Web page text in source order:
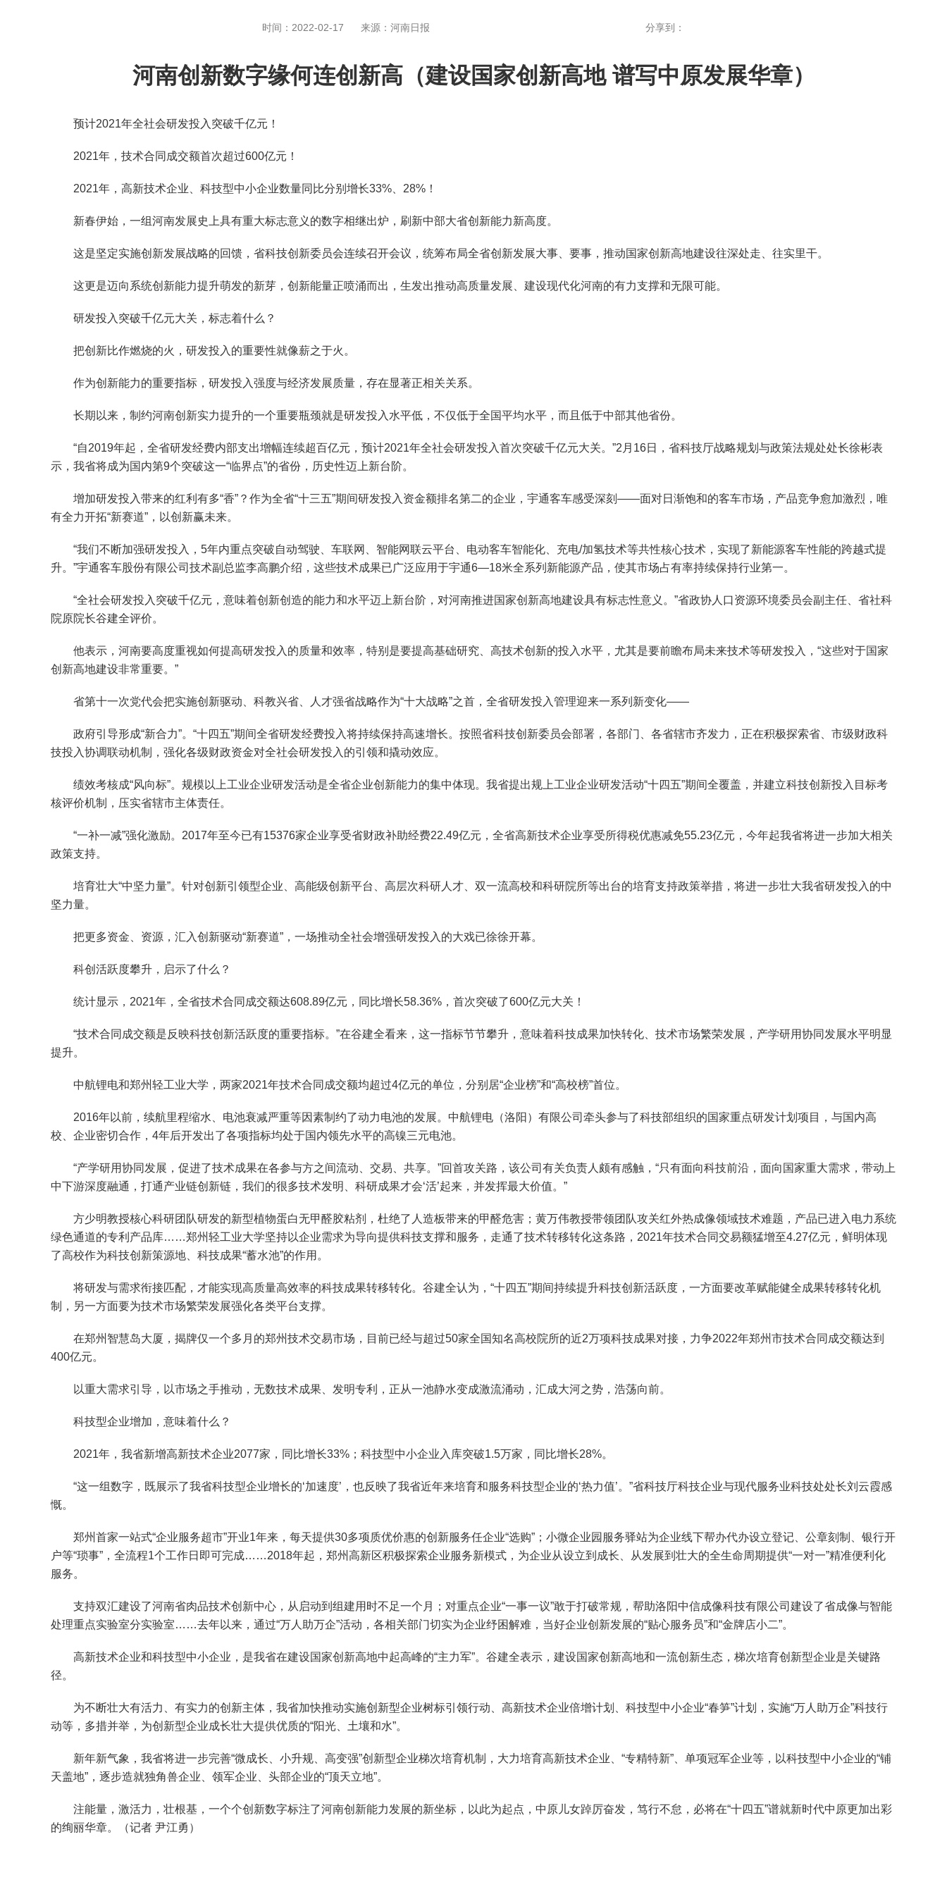
时间：2022-02-17 来源：河南日报 分享到：
河南创新数字缘何连创新高（建设国家创新高地 谱写中原发展华章）
预计2021年全社会研发投入突破千亿元！
2021年，技术合同成交额首次超过600亿元！
2021年，高新技术企业、科技型中小企业数量同比分别增长33%、28%！
新春伊始，一组河南发展史上具有重大标志意义的数字相继出炉，刷新中部大省创新能力新高度。
这是坚定实施创新发展战略的回馈，省科技创新委员会连续召开会议，统筹布局全省创新发展大事、要事，推动国家创新高地建设往深处走、往实里干。
这更是迈向系统创新能力提升萌发的新芽，创新能量正喷涌而出，生发出推动高质量发展、建设现代化河南的有力支撑和无限可能。
研发投入突破千亿元大关，标志着什么？
把创新比作燃烧的火，研发投入的重要性就像薪之于火。
作为创新能力的重要指标，研发投入强度与经济发展质量，存在显著正相关关系。
长期以来，制约河南创新实力提升的一个重要瓶颈就是研发投入水平低，不仅低于全国平均水平，而且低于中部其他省份。
“自2019年起，全省研发经费内部支出增幅连续超百亿元，预计2021年全社会研发投入首次突破千亿元大关。”2月16日，省科技厅战略规划与政策法规处处长徐彬表
示，我省将成为国内第9个突破这一“临界点”的省份，历史性迈上新台阶。
增加研发投入带来的红利有多“香”？作为全省“十三五”期间研发投入资金额排名第二的企业，宇通客车感受深刻——面对日渐饱和的客车市场，产品竞争愈加激烈，唯
有全力开拓“新赛道”，以创新赢未来。
“我们不断加强研发投入，5年内重点突破自动驾驶、车联网、智能网联云平台、电动客车智能化、充电/加氢技术等共性核心技术，实现了新能源客车性能的跨越式提
升。”宇通客车股份有限公司技术副总监李高鹏介绍，这些技术成果已广泛应用于宇通6—18米全系列新能源产品，使其市场占有率持续保持行业第一。
“全社会研发投入突破千亿元，意味着创新创造的能力和水平迈上新台阶，对河南推进国家创新高地建设具有标志性意义。”省政协人口资源环境委员会副主任、省社科
院原院长谷建全评价。
他表示，河南要高度重视如何提高研发投入的质量和效率，特别是要提高基础研究、高技术创新的投入水平，尤其是要前瞻布局未来技术等研发投入，“这些对于国家
创新高地建设非常重要。”
省第十一次党代会把实施创新驱动、科教兴省、人才强省战略作为“十大战略”之首，全省研发投入管理迎来一系列新变化——
政府引导形成“新合力”。“十四五”期间全省研发经费投入将持续保持高速增长。按照省科技创新委员会部署，各部门、各省辖市齐发力，正在积极探索省、市级财政科
技投入协调联动机制，强化各级财政资金对全社会研发投入的引领和撬动效应。
绩效考核成“风向标”。规模以上工业企业研发活动是全省企业创新能力的集中体现。我省提出规上工业企业研发活动“十四五”期间全覆盖，并建立科技创新投入目标考
核评价机制，压实省辖市主体责任。
“一补一减”强化激励。2017年至今已有15376家企业享受省财政补助经费22.49亿元，全省高新技术企业享受所得税优惠减免55.23亿元，今年起我省将进一步加大相关
政策支持。
培育壮大“中坚力量”。针对创新引领型企业、高能级创新平台、高层次科研人才、双一流高校和科研院所等出台的培育支持政策举措，将进一步壮大我省研发投入的中
坚力量。
把更多资金、资源，汇入创新驱动“新赛道”，一场推动全社会增强研发投入的大戏已徐徐开幕。
科创活跃度攀升，启示了什么？
统计显示，2021年，全省技术合同成交额达608.89亿元，同比增长58.36%，首次突破了600亿元大关！
“技术合同成交额是反映科技创新活跃度的重要指标。”在谷建全看来，这一指标节节攀升，意味着科技成果加快转化、技术市场繁荣发展，产学研用协同发展水平明显
提升。
中航锂电和郑州轻工业大学，两家2021年技术合同成交额均超过4亿元的单位，分别居“企业榜”和“高校榜”首位。
2016年以前，续航里程缩水、电池衰减严重等因素制约了动力电池的发展。中航锂电（洛阳）有限公司牵头参与了科技部组织的国家重点研发计划项目，与国内高
校、企业密切合作，4年后开发出了各项指标均处于国内领先水平的高镍三元电池。
“产学研用协同发展，促进了技术成果在各参与方之间流动、交易、共享。”回首攻关路，该公司有关负责人颇有感触，“只有面向科技前沿，面向国家重大需求，带动上
中下游深度融通，打通产业链创新链，我们的很多技术发明、科研成果才会‘活’起来，并发挥最大价值。”
方少明教授核心科研团队研发的新型植物蛋白无甲醛胶粘剂，杜绝了人造板带来的甲醛危害；黄万伟教授带领团队攻关红外热成像领域技术难题，产品已进入电力系统
绿色通道的专利产品库……郑州轻工业大学坚持以企业需求为导向提供科技支撑和服务，走通了技术转移转化这条路，2021年技术合同交易额猛增至4.27亿元，鲜明体现
了高校作为科技创新策源地、科技成果“蓄水池”的作用。
将研发与需求衔接匹配，才能实现高质量高效率的科技成果转移转化。谷建全认为，“十四五”期间持续提升科技创新活跃度，一方面要改革赋能健全成果转移转化机
制，另一方面要为技术市场繁荣发展强化各类平台支撑。
在郑州智慧岛大厦，揭牌仅一个多月的郑州技术交易市场，目前已经与超过50家全国知名高校院所的近2万项科技成果对接，力争2022年郑州市技术合同成交额达到
400亿元。
以重大需求引导，以市场之手推动，无数技术成果、发明专利，正从一池静水变成激流涌动，汇成大河之势，浩荡向前。
科技型企业增加，意味着什么？
2021年，我省新增高新技术企业2077家，同比增长33%；科技型中小企业入库突破1.5万家，同比增长28%。
“这一组数字，既展示了我省科技型企业增长的‘加速度’，也反映了我省近年来培育和服务科技型企业的‘热力值’。”省科技厅科技企业与现代服务业科技处处长刘云霞感
慨。
郑州首家一站式“企业服务超市”开业1年来，每天提供30多项质优价惠的创新服务任企业“选购”；小微企业园服务驿站为企业线下帮办代办设立登记、公章刻制、银行开
户等“琐事”，全流程1个工作日即可完成……2018年起，郑州高新区积极探索企业服务新模式，为企业从设立到成长、从发展到壮大的全生命周期提供“一对一”精准便利化
服务。
支持双汇建设了河南省肉品技术创新中心，从启动到组建用时不足一个月；对重点企业“一事一议”敢于打破常规，帮助洛阳中信成像科技有限公司建设了省成像与智能
处理重点实验室分实验室……去年以来，通过“万人助万企”活动，各相关部门切实为企业纾困解难，当好企业创新发展的“贴心服务员”和“金牌店小二”。
高新技术企业和科技型中小企业，是我省在建设国家创新高地中起高峰的“主力军”。谷建全表示，建设国家创新高地和一流创新生态，梯次培育创新型企业是关键路
径。
为不断壮大有活力、有实力的创新主体，我省加快推动实施创新型企业树标引领行动、高新技术企业倍增计划、科技型中小企业“春笋”计划，实施“万人助万企”科技行
动等，多措并举，为创新型企业成长壮大提供优质的“阳光、土壤和水”。
新年新气象，我省将进一步完善“微成长、小升规、高变强”创新型企业梯次培育机制，大力培育高新技术企业、“专精特新”、单项冠军企业等，以科技型中小企业的“铺
天盖地”，逐步造就独角兽企业、领军企业、头部企业的“顶天立地”。
注能量，激活力，壮根基，一个个创新数字标注了河南创新能力发展的新坐标，以此为起点，中原儿女踔厉奋发，笃行不怠，必将在“十四五”谱就新时代中原更加出彩
的绚丽华章。（记者 尹江勇）